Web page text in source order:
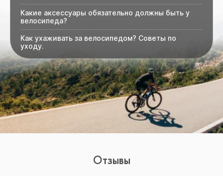
Какие аксессуары обязательно должны быть у
велосипеда?
Как ухаживать за велосипедом? Советы по
уходу.
Отзывы